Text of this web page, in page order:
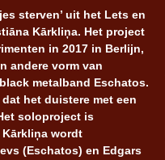
sterven’ uit het Lets en
Kārkliņa. Het project
in 2017 in Berlijn,
andere vorm van
metalband Eschatos.
het duistere met een
soloproject is
wordt
(Eschatos) en Edgars